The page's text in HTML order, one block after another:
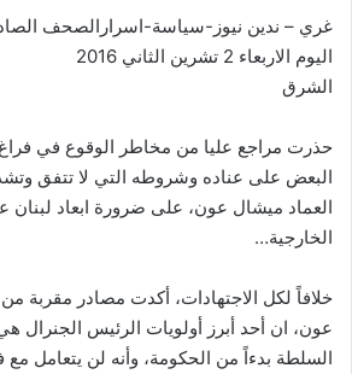
غري – ندين نيوز-سياسة-اسرارالصحف
اليوم الاربعاء 2 تشرين الثاني 2016
الشرق
حذرت مراجع عليا من مخاطر الوقوع في
البعض على عناده وشروطه التي لا تتفق
العماد ميشال عون، على ضرورة ابعاد لبنان
الخارجية…
خلافاً لكل الاجتهادات، أكدت مصادر مقربة
عون، ان أحد أبرز أولويات الرئيس الجنرال
السلطة بدءاً من الحكومة، وأنه لن يتعامل